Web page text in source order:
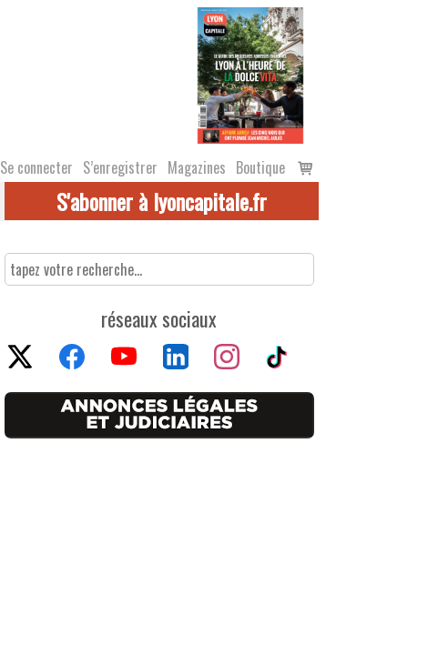
Se connecter S’enregistrer Magazines Boutique
Voir
le
S'abonner à lyoncapitale.fr
réseaux sociaux